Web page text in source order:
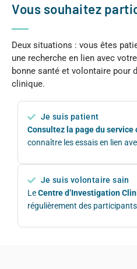
Vous souhaitez
Deux situations : vous êtes
une recherche en lien avec
bonne santé et volontaire pour
clinique.
Je suis patient
Consultez la page du service
connaître les essais en lien
Je suis volontaire sain
LeCentre d’Investigation
régulièrement des